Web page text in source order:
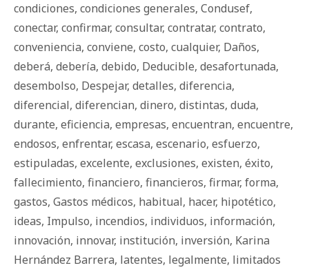
condiciones, condiciones generales, Condusef,
conectar, confirmar, consultar, contratar, contrato,
conveniencia, conviene, costo, cualquier, Daños,
deberá, debería, debido, Deducible, desafortunada,
desembolso, Despejar, detalles, diferencia,
diferencial, diferencian, dinero, distintas, duda,
durante, eficiencia, empresas, encuentran, encuentre,
endosos, enfrentar, escasa, escenario, esfuerzo,
estipuladas, excelente, exclusiones, existen, éxito,
fallecimiento, financiero, financieros, firmar, forma,
gastos, Gastos médicos, habitual, hacer, hipotético,
ideas, Impulso, incendios, individuos, información,
innovación, innovar, institución, inversión, Karina
Hernández Barrera, latentes, legalmente, limitados